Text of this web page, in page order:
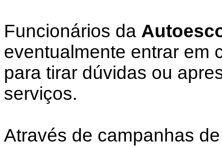
Funcionários da
eventualmente entrar em
para tirar dúvidas ou
serviços.
Através de campanhas